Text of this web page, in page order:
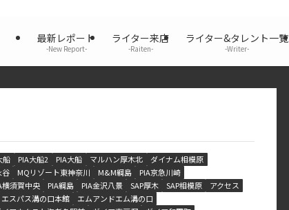
最新レポート
-New Report-
ライター来店
-Raiten-
ライター&タレント一覧
-Writer-
船 PIA大船2 PIA大船 マルハン厚木北
ダイナム相模原
谷 MQリゾート東神奈川 M&M綱島
PIA京急川崎
横須賀中央 PIA綱島 PIA金沢八景 SAP厚木 SAP相模原
アクセス
エスパス溝の口本館
エムアンドエム溝の口